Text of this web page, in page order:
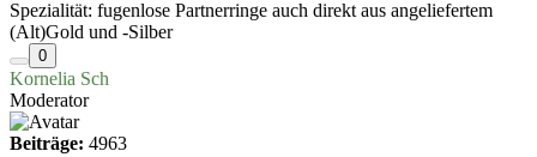
Spezialität: fugenlose Partnerringe auch direkt aus angeliefertem
(Alt)Gold und -Silber
0
Kornelia Sch
Moderator
Beiträge: 4963